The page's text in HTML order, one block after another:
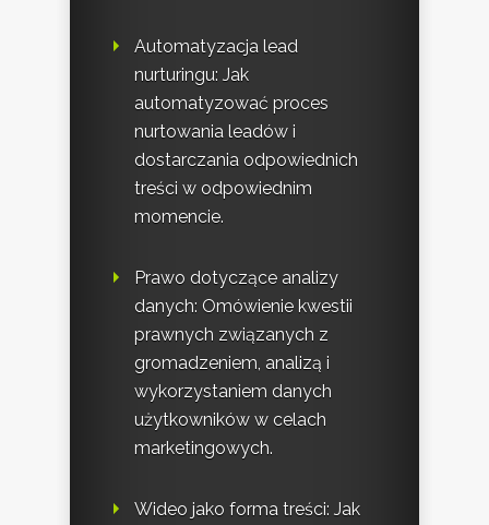
Automatyzacja lead
nurturingu: Jak
automatyzować proces
nurtowania leadów i
dostarczania odpowiednich
treści w odpowiednim
momencie.
Prawo dotyczące analizy
danych: Omówienie kwestii
prawnych związanych z
gromadzeniem, analizą i
wykorzystaniem danych
użytkowników w celach
marketingowych.
Wideo jako forma treści: Jak